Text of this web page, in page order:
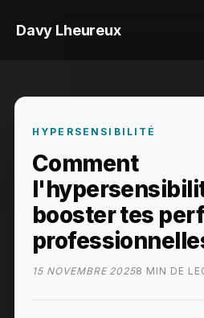
Davy Lheureux
HYPERSENSIBILITÉ
Comment
booster tes
15 NOVEMBRE 20258 MIN DE